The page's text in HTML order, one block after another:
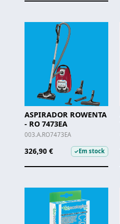
ASPIRADOR ROWENTA
- RO 7473EA
003.A.RO7473EA
326,90 € ✓Em stock